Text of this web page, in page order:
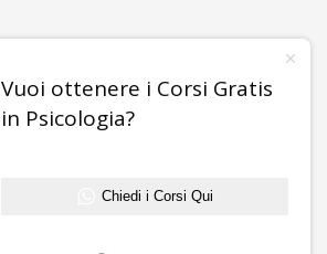
Vuoi ottenere i Corsi Gratis
in Psicologia?
Chiedi i Corsi Qui